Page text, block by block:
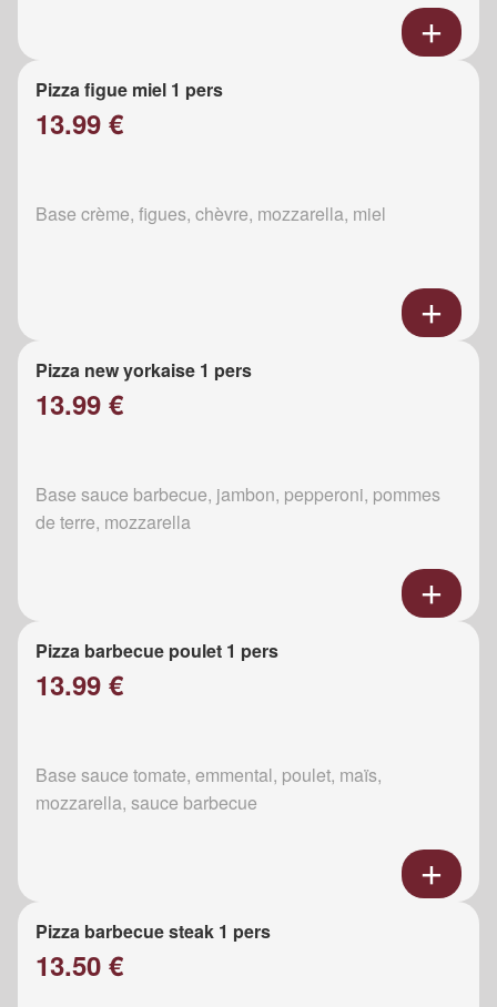
Pizza figue miel 1 pers
13.99 €
Base crème, figues, chèvre, mozzarella, miel
Pizza new yorkaise 1 pers
13.99 €
Base sauce barbecue, jambon, pepperoni, pommes
de terre, mozzarella
Pizza barbecue poulet 1 pers
13.99 €
Base sauce tomate, emmental, poulet, maïs,
mozzarella, sauce barbecue
Pizza barbecue steak 1 pers
13.50 €